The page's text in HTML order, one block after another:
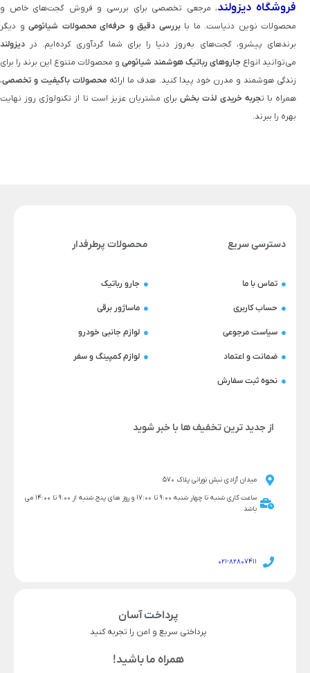
فروشگاه دیزولند، مرجعی تخصصی برای بررسی و فروش گجت‌های خاص و
محصولات نوین دنیاست. ما بابررسی دقیق و حرفه‌ای محصولات شیائومی و دیگر
برندهای پیشرو، گجت‌های به‌روز دنیا را برای شما گردآوری کرده‌ایم. در دیزولند
می‌توانید انواع جاروهای رباتیک هوشمند شیائومی و محصولات متنوع این برند را برای
زندگی هوشمند و مدرن خود پیدا کنید. هدف ما ارائه محصولات باکیفیت و تخصصی،
همراه با تجربه خریدی لذت‌ بخشبرای مشتریان عزیز است تا از تکنولوژی روز نهایت
بهره را ببرند.
دسترسی سریع
تماس با ما
حساب کاربری
سیاست مرجوعی
ضمانت و اعتماد
نحوه ثبت سفارش
محصولات پرطرفدار
جارو رباتیک
ماساژور برقی
لوازم جانبی خودرو
لوازم کمپینگ و سفر
از جدید ترین تخفیف ها با خبر شوید
میدان آزادی نبش نورانی پلاک 570
ساعت کاری شنبه تا چهار شنبه 9:00 تا 17:00 و روز های پنج شنبه از 9:00 تا 14:00 می
باشد
021-82807411
پرداخت آسان
پرداختی سریع و امن را تجربه کنید
همراه ما باشید!